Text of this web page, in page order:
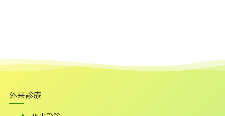
外来診療